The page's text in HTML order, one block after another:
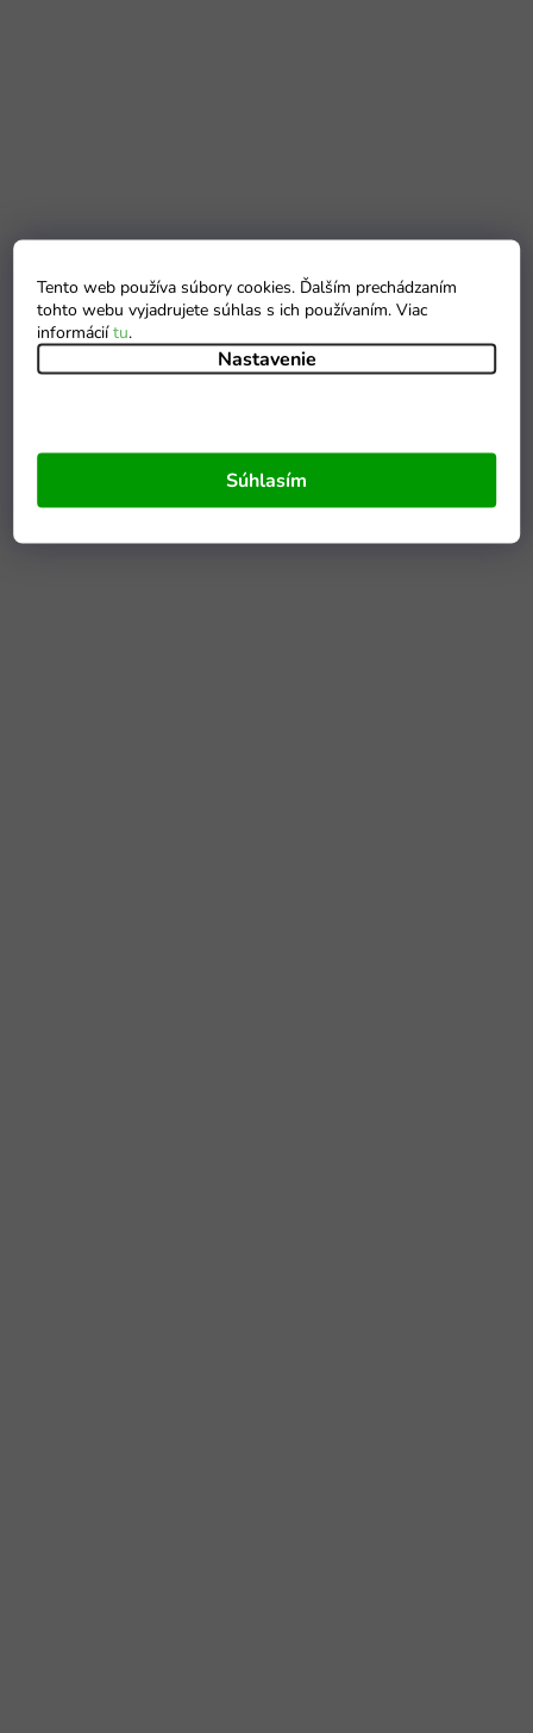
Tento web používa súbory cookies. Ďalším prechádzaním
tohto webu vyjadrujete súhlas s ich používaním. Viac
informáciítu.
Nastavenie
Súhlasím